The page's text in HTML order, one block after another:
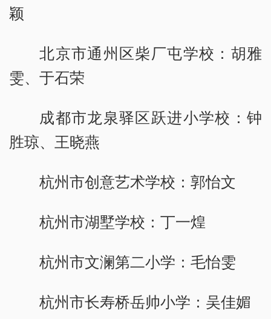
颖
北京市通州区柴厂屯学校：胡雅
雯、于石荣
成都市龙泉驿区跃进小学校：钟
胜琼、王晓燕
杭州市创意艺术学校：郭怡文
杭州市湖墅学校：丁一煌
杭州市文澜第二小学：毛怡雯
杭州市长寿桥岳帅小学：吴佳媚